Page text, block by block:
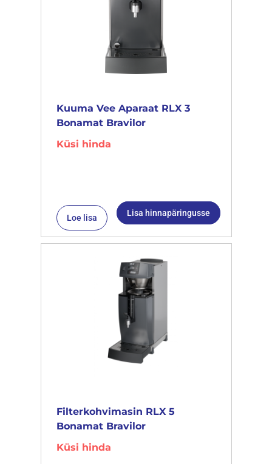
Kuuma Vee Aparaat RLX 3
Bonamat Bravilor
Küsi hinda
Loe lisa Lisa hinnapäringusse
Filterkohvimasin RLX 5
Bonamat Bravilor
Küsi hinda